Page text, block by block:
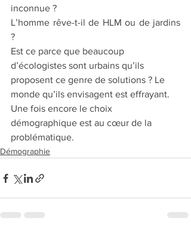
inconnue ?
L’homme rêve-t-il de HLM ou de jardins
?
Est ce parce que beaucoup
d’écologistes sont urbains qu’ils
proposent ce genre de solutions ? Le
monde qu’ils envisagent est effrayant.
Une fois encore le choix
démographique est au cœur de la
problématique.
Démographie